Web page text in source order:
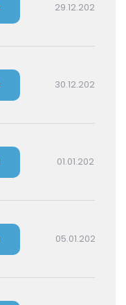
29.12.2026 16:00
30.12.2026 14:30
01.01.2027 16:00
05.01.2027 16:00